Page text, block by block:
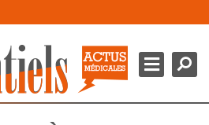
DOMAINES THÉRAPEUTIQUES
POINT DE L’EXPERT